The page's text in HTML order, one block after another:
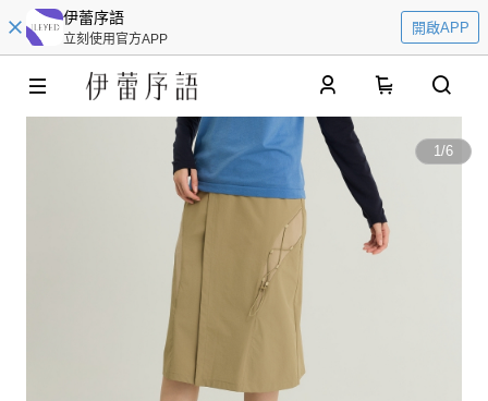
伊蕾序語
立刻使用官方APP
開啟APP
1/6